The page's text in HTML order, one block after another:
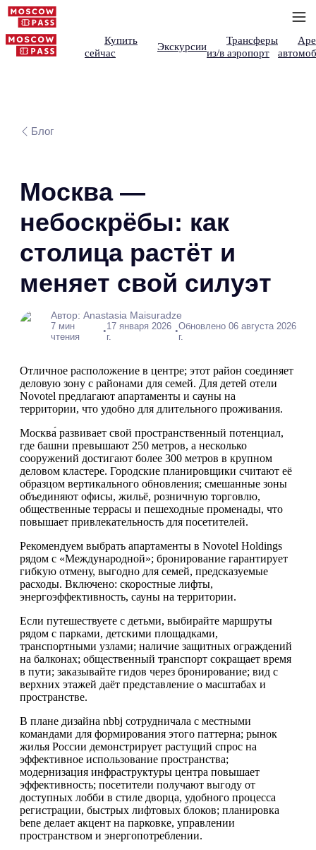
Купить
сейчас
Экскурсии
Трансферы
из/в аэропорт
Блог
Москва —
небоскрёбы: как
столица растёт и
меняет свой силуэт
Автор: Anastasia Maisuradze
7 мин
чтения
•17 января 2026
г.
•Обновлено 06 августа 2026
г.
Отличное расположение в центре; этот район соединяет
деловую зону с районами для семей. Для детей отели
Novotel предлагают апартаменты и сауны на
территории, что удобно для длительного проживания.
Москва́ развивает свой пространственный потенциал,
где башни превышают 250 метров, а несколько
сооружений достигают более 300 метров в крупном
деловом кластере. Городские планировщики считают её
образцом вертикального обновления; смешанные зоны
объединяют офисы, жильё, розничную торговлю,
общественные террасы и пешеходные променады, что
повышает привлекательность для посетителей.
Рекомендуем выбрать апартаменты в Novotel Holdings
рядом с «Международной»; бронирование гарантирует
гибкую отмену, выгодно для семей, предсказуемые
расходы. Включено: скоростные лифты,
энергоэффективность, сауны на территории.
Если путешествуете с детьми, выбирайте маршруты
рядом с парками, детскими площадками,
транспортными узлами; наличие защитных ограждений
на балконах; общественный транспорт сокращает время
в пути; заказывайте гидов через бронирование; вид с
верхних этажей даёт представление о масштабах и
пространстве.
В плане дизайна nbbj сотрудничала с местными
командами для формирования этого паттерна; рынок
жилья России демонстрирует растущий спрос на
эффективное использование пространства;
модернизация инфраструктуры центра повышает
эффективность; посетители получают выгоду от
доступных лобби в стиле дворца, удобного процесса
регистрации, быстрых лифтовых блоков; планировка
bene делает акцент на парковке, управлении
пространством и энергопотреблении.